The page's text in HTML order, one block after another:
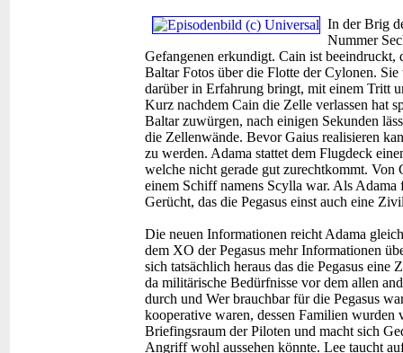
In der Brig
Nummer
Gefangenen erkundigt. Cain ist beeindruckt,
Baltar Fotos über die Flotte der Cylonen.
darüber in Erfahrung bringt, mit einem Tritt
Kurz nachdem Cain die Zelle verlassen hat
Baltar zuwürgen, nach einigen Sekunden
die Zellenwände. Bevor Gaius realisieren
zu werden. Adama stattet dem Flugdeck
welche nicht gerade gut zurechtkommt.
einem Schiff namens Scylla war. Als
Gerücht, das die Pegasus einst auch eine
Die neuen Informationen reicht Adama
dem XO der Pegasus mehr Informationen
sich tatsächlich heraus das die Pegasus
da militärische Bedürfnisse vor dem allen
durch und Wer brauchbar für die Pegasus
kooperative waren, dessen Familien wurden
Briefingsraum der Piloten und macht sich
Angriff wohl aussehen könnte. Lee taucht